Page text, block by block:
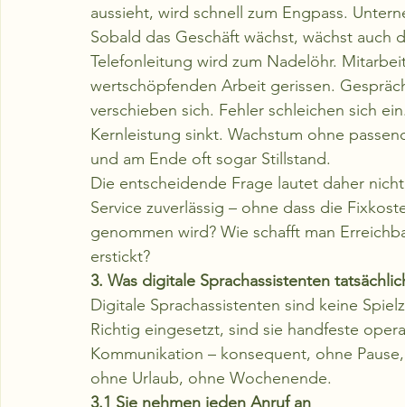
aussieht, wird schnell zum Engpass.
Sobald das Geschäft wächst, wächst
Telefonleitung wird zum Nadelöhr.
wertschöpfenden Arbeit gerissen.
verschieben sich. Fehler schleichen sich
Kernleistung sinkt. Wachstum ohne
und am Ende oft sogar Stillstand.
Die entscheidende Frage lautet daher
Service zuverlässig – ohne dass die
genommen wird? Wie schafft man
erstickt?
3. Was digitale Sprachassistenten
Digitale Sprachassistenten sind keine
Richtig eingesetzt, sind sie handfeste
Kommunikation – konsequent, ohne
ohne Urlaub, ohne Wochenende.
3.1 Sie nehmen jeden Anruf an